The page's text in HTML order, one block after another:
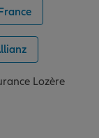
Lozère